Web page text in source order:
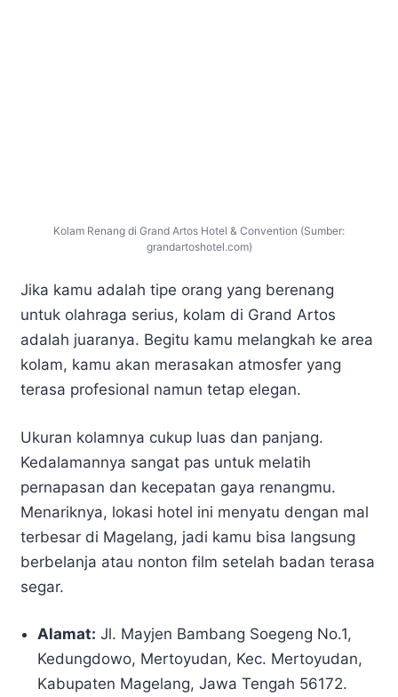
Kolam Renang di Grand Artos Hotel & Convention (Sumber:
grandartoshotel.com)
Jika kamu adalah tipe orang yang berenang
untuk olahraga serius, kolam di Grand Artos
adalah juaranya. Begitu kamu melangkah ke area
kolam, kamu akan merasakan atmosfer yang
terasa profesional namun tetap elegan.
Ukuran kolamnya cukup luas dan panjang.
Kedalamannya sangat pas untuk melatih
pernapasan dan kecepatan gaya renangmu.
Menariknya, lokasi hotel ini menyatu dengan mal
terbesar di Magelang, jadi kamu bisa langsung
berbelanja atau nonton film setelah badan terasa
segar.
Alamat: Jl. Mayjen Bambang Soegeng No.1,
Kedungdowo, Mertoyudan, Kec. Mertoyudan,
Kabupaten Magelang, Jawa Tengah 56172.